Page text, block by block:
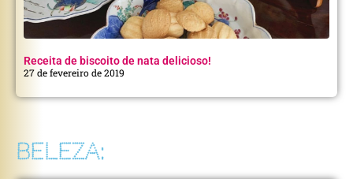
Receita de biscoito de nata delicioso!
27 de fevereiro de 2019
BELEZA: